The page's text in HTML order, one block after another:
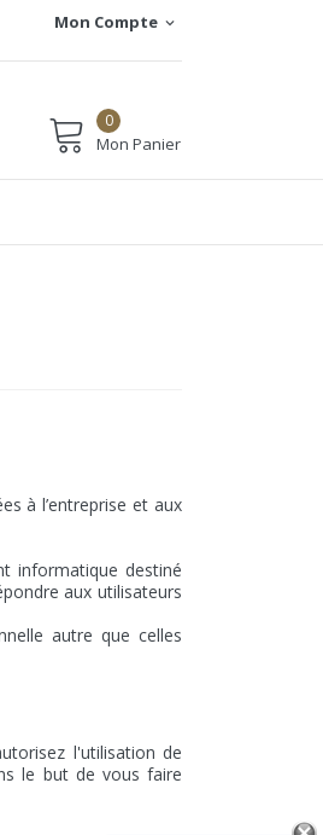
Mon Compte expand_more
0
Mon Panier
à l’entreprise et aux
informatique destiné
aux utilisateurs
autre que celles
l'utilisation de
le but de vous faire